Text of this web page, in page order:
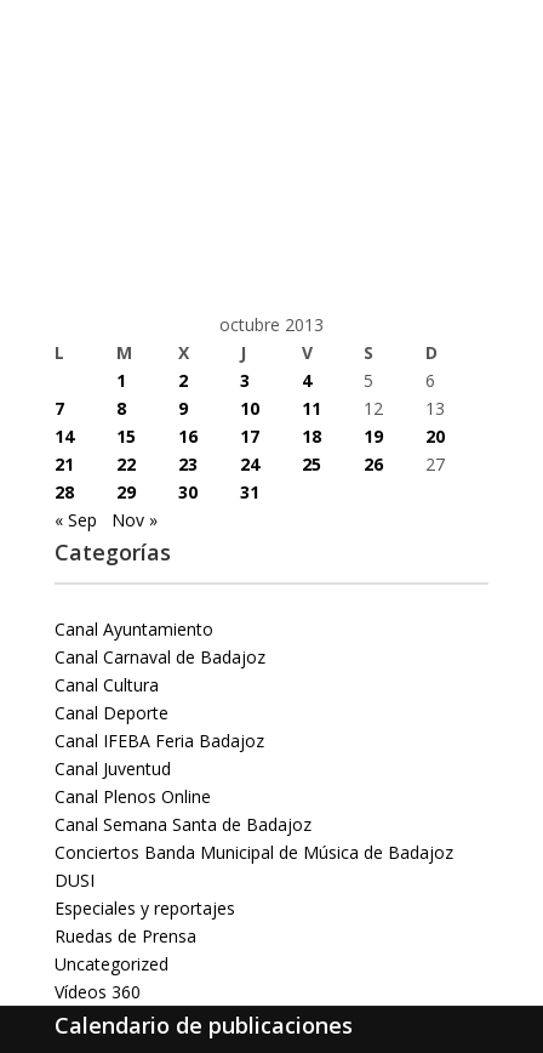
octubre 2013
L
M X J V S
D
1
2 3 4 5
6
7
8 9 10 11 12
13
14
15 16 17 18 19
20
21
22 23 24 25 26
27
28
29 30
31
« Sep
Nov »
Categorías
Canal Ayuntamiento
Canal Carnaval de Badajoz
Canal Cultura
Canal Deporte
Canal IFEBA Feria Badajoz
Canal Juventud
Canal Plenos Online
Canal Semana Santa de Badajoz
Conciertos Banda Municipal de Música de Badajoz
DUSI
Especiales y reportajes
Ruedas de Prensa
Uncategorized
Vídeos 360
Calendario de publicaciones